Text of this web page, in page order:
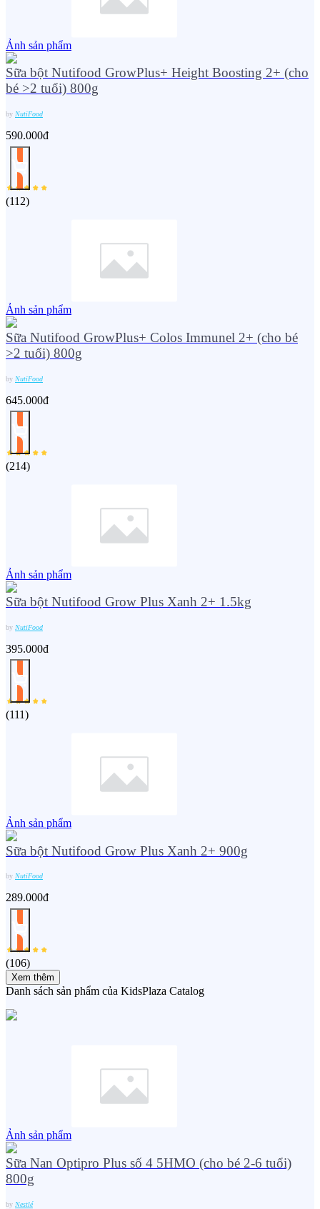
Ảnh sản phẩm
Sữa bột Nutifood GrowPlus+ Height Boosting 2+ (cho
bé >2 tuổi) 800g
by NutiFood
590.000đ
(112)
Ảnh sản phẩm
Sữa Nutifood GrowPlus+ Colos Immunel 2+ (cho bé
>2 tuổi) 800g
by NutiFood
645.000đ
(214)
Ảnh sản phẩm
Sữa bột Nutifood Grow Plus Xanh 2+ 1.5kg
by NutiFood
395.000đ
(111)
Ảnh sản phẩm
Sữa bột Nutifood Grow Plus Xanh 2+ 900g
by NutiFood
289.000đ
(106)
Xem thêm
Danh sách sản phẩm của KidsPlaza Catalog
Ảnh sản phẩm
Sữa Nan Optipro Plus số 4 5HMO (cho bé 2-6 tuổi)
800g
by Nestlé